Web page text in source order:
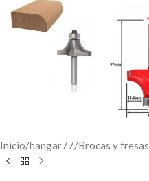
Inicio/hangar77/Brocas y fresas